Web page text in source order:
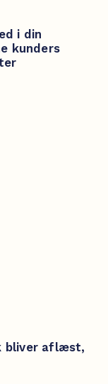
i din
kunders
bliver aflæst,